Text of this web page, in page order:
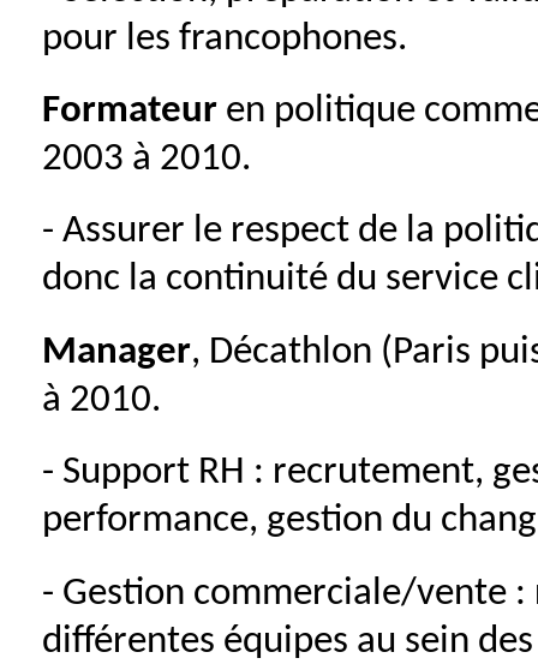
pour les francophones.
Formateuren politique
2003 à 2010.
- Assurer le respect de la
donc la continuité du service
Manager, Décathlon (Paris
à 2010.
- Support RH : recrutement,
performance, gestion du
- Gestion commerciale/vente :
différentes équipes au sein